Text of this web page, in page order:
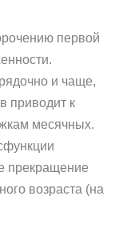
первой
и чаще,
приводит к
месячных.
прекращение
возраста (на